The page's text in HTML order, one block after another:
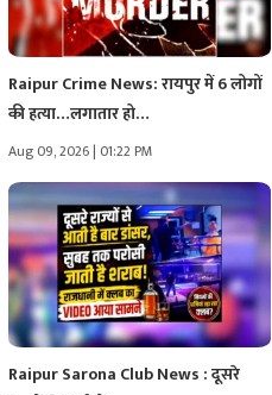
Raipur Crime News: रायपुर में 6 लोगों
की हत्या…लगातार हो…
Aug 09, 2026 | 01:22 PM
Raipur Sarona Club News : दूसरे